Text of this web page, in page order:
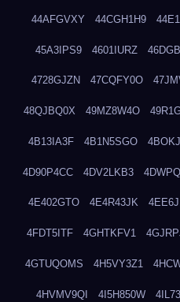
44AFGVXY 44CGH1H9
45A3IPS9 4601IURZ
4728GJZN 47CQFY0O
48QJBQ0X 49MZ8W4O
4B13IA3F 4B1N5SGO
4D90P4CC 4DV2LKB3
4E402GTO 4E4R43JK
4FDT5ITF 4GHTKFV1
4GTUQOMS 4H5VY3Z1
4HVMV9QI 4I5H850W